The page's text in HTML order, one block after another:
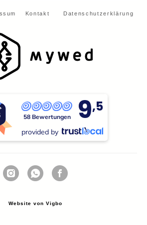
Kontakt Datenschutzerklärung
58 Bewertungen 9,5
provided by
Website von Vigbo